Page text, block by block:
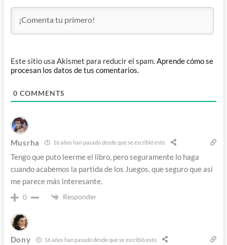
Este sitio usa Akismet para reducir el spam.Aprende cómo se
procesan los datos de tus comentarios.
0 COMMENTS
Musrha 16 años han pasado desde que se escribió esto
Tengo que puto leerme el libro, pero seguramente lo haga
cuando acabemos la partida de los Juegos, que seguro que así
me parece más interesante.
0 Responder
Dony 16 años han pasado desde que se escribió esto